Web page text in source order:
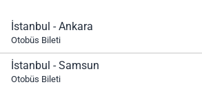
İstanbul - Ankara
Otobüs Bileti
İstanbul - Samsun
Otobüs Bileti